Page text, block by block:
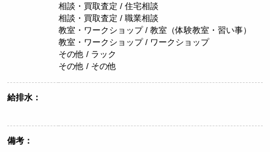
相談・買取査定 / 住宅相談
相談・買取査定 / 職業相談
教室・ワークショップ / 教室（体験教室・習い事）
教室・ワークショップ / ワークショップ
その他 / ラック
その他 / その他
給排水：
備考：